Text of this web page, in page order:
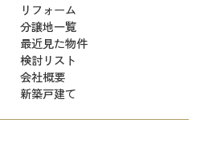
リフォーム
分譲地一覧
最近見た物件
検討リスト
会社概要
新築戸建て